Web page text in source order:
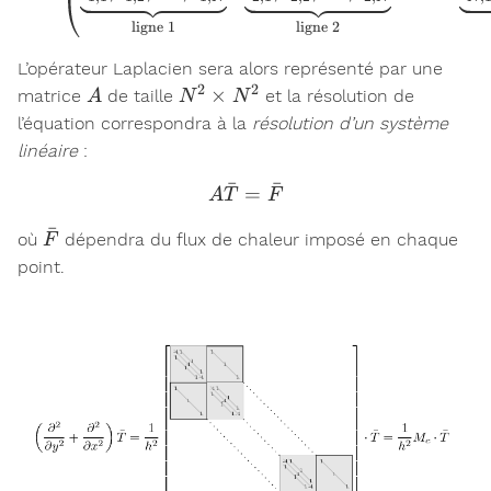
ligne 1 ligne 2
L’opérateur Laplacien sera alors représenté par une
matrice A
A de taille N^2
\times
N2 × N2 et la résolution de
l’équation correspondra à la résolution d’un système
linéaire:
A \bar{T} = \bar{F}
ATˉ = F
ˉ
où \bar{F}
F
ˉ dépendra du flux de chaleur imposé en chaque
point.